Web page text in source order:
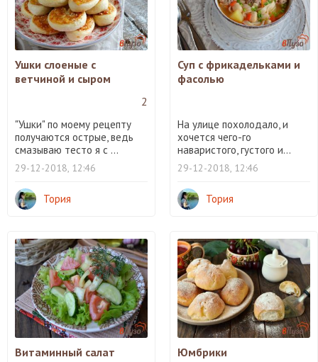
Ушки слоеные с
ветчиной и сыром
2
"Ушки" по моему рецепту
получаются острые, ведь
смазываю тесто я с ...
29-12-2018, 12:46
Тория
Суп с фрикадельками и
фасолью
На улице похолодало, и
хочется чего-го
наваристого, густого и...
29-12-2018, 12:46
Тория
Витаминный салат Юмбрики